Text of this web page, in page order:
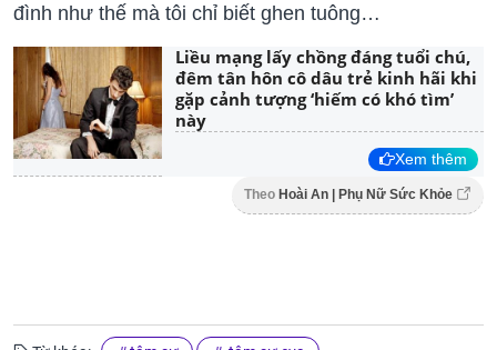
đình như thế mà tôi chỉ biết ghen tuông…
Liều mạng lấy chồng đáng tuổi chú,
đêm tân hôn cô dâu trẻ kinh hãi khi
gặp cảnh tượng ‘hiếm có khó tìm’
này
Xem thêm
Theo Hoài An | Phụ Nữ Sức Khỏe